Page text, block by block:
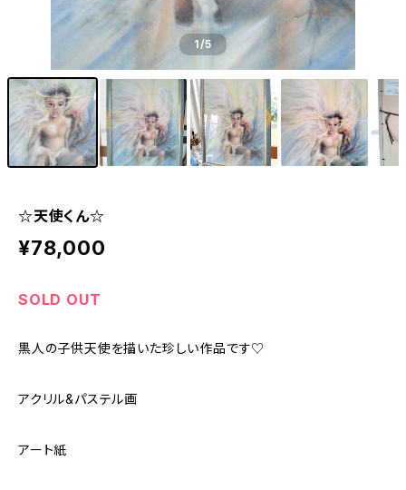
1/5
☆天使くん☆
¥78,000
SOLD OUT
黒人の子供天使を描いた珍しい作品です♡
アクリル&パステル画
アート紙